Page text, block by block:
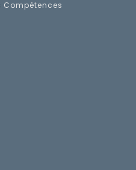
Compétences